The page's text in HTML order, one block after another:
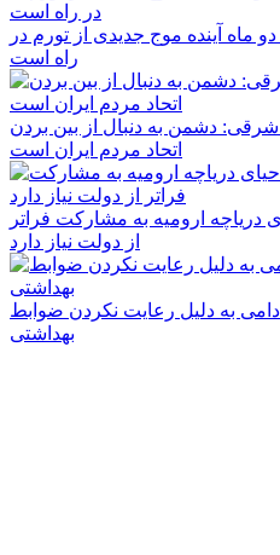
ماه آینده موج جدیدی از تورم در
راه است
شرقی: دشمن به دنبال از بین بردن
اتحاد مردم ایران است
دریاچه ارومیه به مشارکت فراتر
از دولت نیاز دارد
خام دامی به دلیل رعایت نکردن ضوابط
بهداشتی